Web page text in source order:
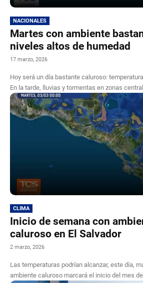
NACIONALES
Martes con ambiente
niveles altos de humedad
17 marzo, 2026
Hoy será un día bastante caluroso:
En la tarde, lluvias y tormentas en zonas
CLIMA
Inicio de semana con
caluroso en El Salvador
2 marzo, 2026
Las temperaturas podrían alcanzar, este día,
ambiente caluroso marcará el inicio del mes